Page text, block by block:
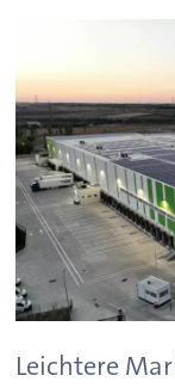
Leichtere